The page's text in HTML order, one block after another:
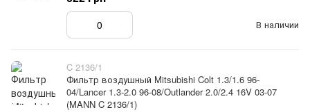
В наличии
C 2136/1
Фильтр воздушный Mitsubishi Colt 1.3/1.6 96-
04/Lancer 1.3-2.0 96-08/Outlander 2.0/2.4 16V 03-07
(MANN C 2136/1)